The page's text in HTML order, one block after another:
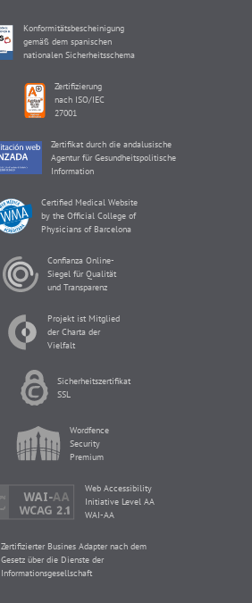
Konformitätsbescheinigung
gemäß dem spanischen
nationalen Sicherheitsschema
Zertifizierung
nach ISO/IEC
27001
Zertifikat durch die andalusische
Agentur für Gesundheitspolitische
Information
Certified Medical Website
by the Official College of
Physicians of Barcelona
Confianza Online-
Siegel für Qualität
und Transparenz
Projekt ist Mitglied
der Charta der
Vielfalt
Sicherheitszertifikat
SSL
Wordfence
Security
Premium
Web Accessibility
Initiative Level AA
WAI-AA
Zertifizierter Busines Adapter nach dem
Gesetz über die Dienste der
Informationsgesellschaft